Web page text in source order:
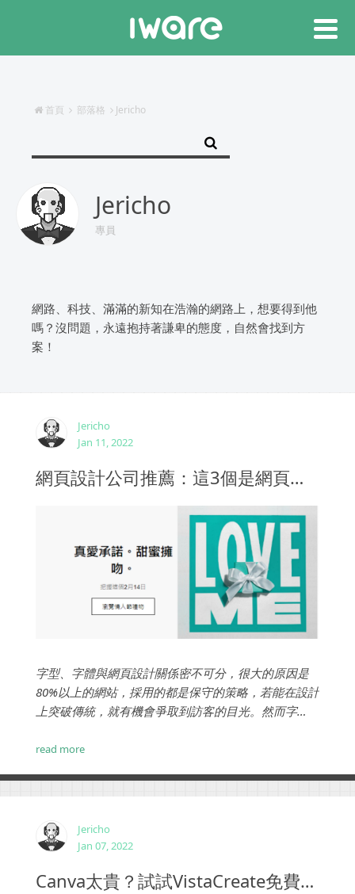
首頁 部落格 Jericho
Jericho
專員
網路、科技、滿滿的新知在浩瀚的網路上，想要得到他
嗎？沒問題，永遠抱持著謙卑的態度，自然會找到方
案！
Jericho
Jan 11, 2022
網頁設計公司推薦：這3個是網頁設計師的最愛
字型、字體與網頁設計關係密不可分，很大的原因是
80%以上的網站，採用的都是保守的策略，若能在設計
上突破傳統，就有機會爭取到訪客的目光。然而字
仍得倚靠網頁設計師的不斷精進。 ...
read more
Jericho
Jan 07, 2022
Canva太貴？試試VistaCreate免費線上設計工具